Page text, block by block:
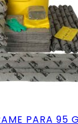
PARA 95